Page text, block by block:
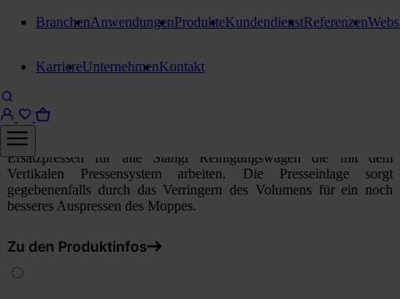
BranchenAnwendungenProdukteKundendienstReferenzen
KarriereUnternehmenKontakt
Stangl Kunststoffpresse
Kunststoffpresse Blau
Ersatzpressen für alle Stangl Reinigungswägen die mit dem
Vertikalen Pressensystem arbeiten. Die Presseinlage sorgt
gegebenenfalls durch das Verringern des Volumens für ein noch
besseres Auspressen des Moppes.
Zu den Produktinfos